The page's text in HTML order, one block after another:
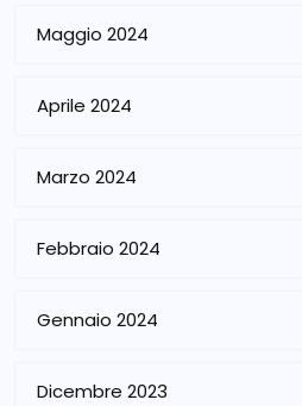
Maggio 2024
Aprile 2024
Marzo 2024
Febbraio 2024
Gennaio 2024
Dicembre 2023